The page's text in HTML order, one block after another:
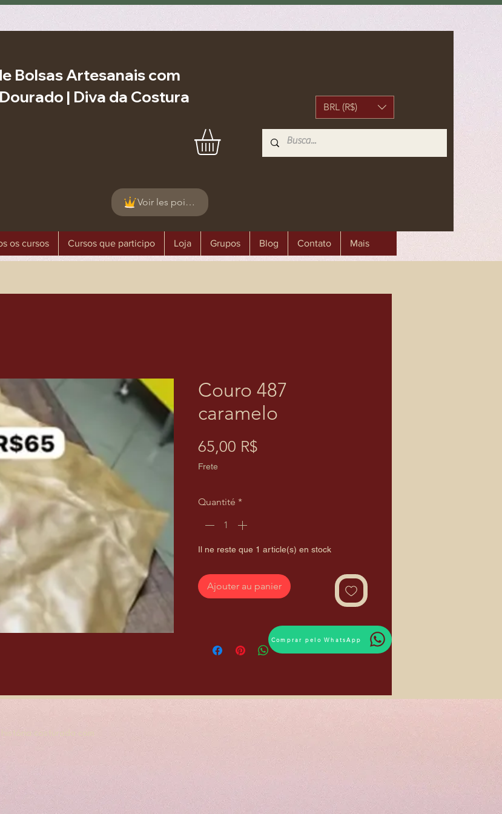
Bolsas Artesanais com
| Diva da Costura
BRL (R$)
Voir les points
os cursos Cursos que participo Loja Grupos Blog Contato Mais
Couro 487
caramelo
65,00 R$
Frete
Quantité *
Il ne reste que 1 article(s) en stock
Ajouter au panier
Comprar pelo WhatsApp
costurada com